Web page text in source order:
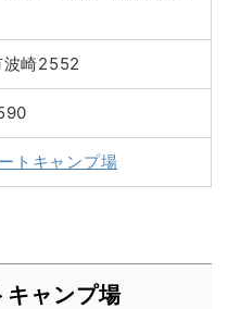
波崎2552
トキャンプ場
キャンプ場